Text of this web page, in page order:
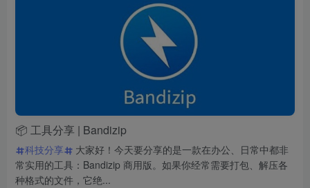
📦 工具分享 | Bandizip
科技分享
大家好！今天要分享的是一款在办公、日常中都非
常实用的工具：Bandizip 商用版。如果你经常需要打包、解压各
种格式的文件，它绝...